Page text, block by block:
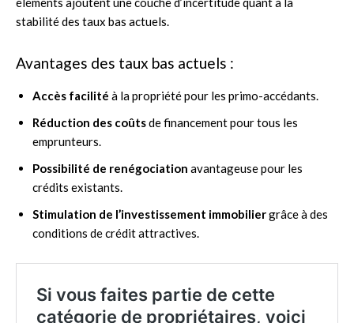
stabilité des taux bas actuels.
Avantages des taux bas actuels :
Accès facilité à la propriété pour les primo-accédants.
Réduction des coûtsde financement pour tous les
emprunteurs.
Possibilité de renégociation avantageuse pour les
crédits existants.
Stimulation de l’investissement immobiliergrâce à des
conditions de crédit attractives.